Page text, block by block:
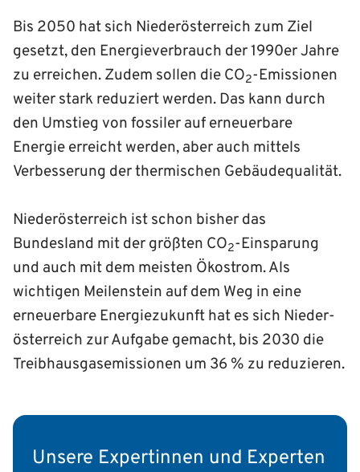
Bis 2050 hat sich Nieder­österreich zum Ziel
gesetzt, den Energie­verbrauch der 1990er Jahre
zu erreichen. Zudem sollen die CO2-Emissionen
weiter stark reduziert werden. Das kann durch
den Umstieg von fossiler auf erneuerbare
Energie erreicht werden, aber auch mittels
Verbesserung der thermischen Gebäudequalität.
Niederösterreich ist schon bisher das
Bundesland mit der größten CO2-Einsparung
und auch mit dem meisten Ökostrom. Als
wichtigen Meilenstein auf dem Weg in eine
erneuerbare Energie­zukunft hat es sich Nieder­
österreich zur Aufgabe gemacht, bis 2030 die
Treib­haus­gas­emissionen um 36 % zu reduzieren.
Unsere Expertinnen und Experten